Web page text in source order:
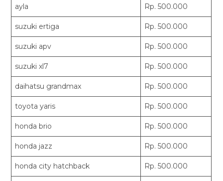
ayla Rp. 500.000
suzuki ertiga Rp. 500.000
suzuki apv Rp. 500.000
suzuki xl7 Rp. 500.000
daihatsu grandmax Rp. 500.000
toyota yaris Rp. 500.000
honda brio Rp. 500.000
honda jazz Rp. 500.000
honda city hatchback Rp. 500.000